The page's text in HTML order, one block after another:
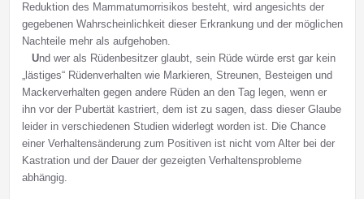
Reduktion des Mammatumorrisikos besteht, wird angesichts der
gegebenen Wahrscheinlichkeit dieser Erkrankung und der möglichen
Nachteile mehr als aufgehoben.
Und wer als Rüdenbesitzer glaubt, sein Rüde würde erst gar kein
„lästiges“ Rüdenverhalten wie Markieren, Streunen, Besteigen und
Mackerverhalten gegen andere Rüden an den Tag legen, wenn er
ihn vor der Pubertät kastriert, dem ist zu sagen, dass dieser Glaube
leider in verschiedenen Studien widerlegt worden ist. Die Chance
einer Verhaltensänderung zum Positiven ist nicht vom Alter bei der
Kastration und der Dauer der gezeigten Verhaltensprobleme
abhängig.